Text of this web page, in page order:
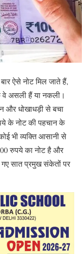
ऐसे नोट मिल जाते हैं,
वे असली हैं या नकली।
और धोखाधड़ी से बचा
के नोट की पहचान के
भी व्यक्ति आसानी से
रुपये का नोट है और
सात प्रमुख संकेतों पर